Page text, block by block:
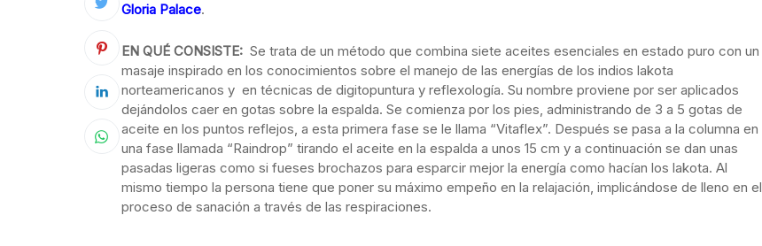
Gloria Palace.
EN QUÉ CONSISTE: Se trata de un método que combina siete aceites esenciales en estado puro con un
masaje inspirado en los conocimientos sobre el manejo de las energías de los indios lakota
norteamericanos y en técnicas de digitopuntura y reflexología. Su nombre proviene por ser aplicados
dejándolos caer en gotas sobre la espalda. Se comienza por los pies, administrando de 3 a 5 gotas de
aceite en los puntos reflejos, a esta primera fase se le llama “Vitaflex”. Después se pasa a la columna en
una fase llamada “Raindrop” tirando el aceite en la espalda a unos 15 cm y a continuación se dan unas
pasadas ligeras como si fueses brochazos para esparcir mejor la energía como hacían los lakota. Al
mismo tiempo la persona tiene que poner su máximo empeño en la relajación, implicándose de lleno en el
proceso de sanación a través de las respiraciones.